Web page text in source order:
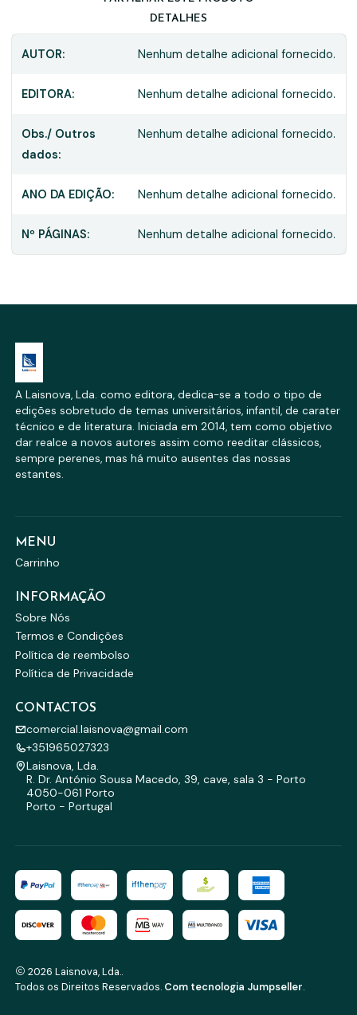
DETALHES
AUTOR: Nenhum detalhe adicional fornecido.
EDITORA: Nenhum detalhe adicional fornecido.
Obs./ Outros
dados:
Nenhum detalhe adicional fornecido.
ANO DA EDIÇÃO: Nenhum detalhe adicional fornecido.
Nº PÁGINAS: Nenhum detalhe adicional fornecido.
A Laisnova, Lda. como editora, dedica-se a todo o tipo de
edições sobretudo de temas universitários, infantil, de carater
técnico e de literatura. Iniciada em 2014, tem como objetivo
dar realce a novos autores assim como reeditar clássicos,
sempre perenes, mas há muito ausentes das nossas
estantes.
MENU
Carrinho
INFORMAÇÃO
Sobre Nós
Termos e Condições
Política de reembolso
Política de Privacidade
CONTACTOS
comercial.laisnova@gmail.com
+351965027323
Laisnova, Lda.
R. Dr. António Sousa Macedo, 39, cave, sala 3 - Porto
4050-061 Porto
Porto - Portugal
2026 Laisnova, Lda..
Todos os Direitos Reservados. Com tecnologia Jumpseller.